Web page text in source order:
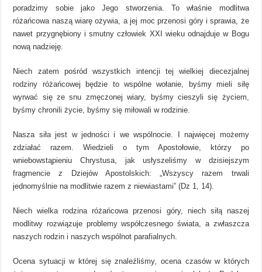
poradzimy sobie jako Jego stworzenia. To właśnie modlitwa
różańcowa naszą wiarę ożywia, a jej moc przenosi góry i sprawia, że
nawet przygnębiony i smutny człowiek XXI wieku odnajduje w Bogu
nową nadzieję.
Niech zatem pośród wszystkich intencji tej wielkiej diecezjalnej
rodziny różańcowej będzie to wspólne wołanie, byśmy mieli siłę
wyrwać się ze snu zmęczonej wiary, byśmy cieszyli się życiem,
byśmy chronili życie, byśmy się miłowali w rodzinie.
Nasza siła jest w jedności i we wspólnocie. I najwięcej możemy
zdziałać razem. Wiedzieli o tym Apostołowie, którzy po
wniebowstąpieniu Chrystusa, jak usłyszeliśmy w dzisiejszym
fragmencie z Dziejów Apostolskich: „Wszyscy razem trwali
jednomyślnie na modlitwie razem z niewiastami” (Dz 1, 14).
Niech wielka rodzina różańcowa przenosi góry, niech siłą naszej
modlitwy rozwiązuje problemy współczesnego świata, a zwłaszcza
naszych rodzin i naszych wspólnot parafialnych.
Ocena sytuacji w której się znaleźliśmy, ocena czasów w których